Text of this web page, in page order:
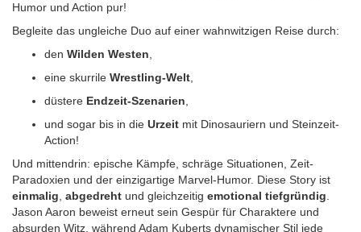
Humor und Action pur!
Begleite das ungleiche Duo auf einer wahnwitzigen Reise durch:
den Wilden Westen
eine skurrile Wrestling-Welt
düstere Endzeit-Szenarien
und sogar bis in die Urzeit mit Dinosauriern und Steinzeit-
Action!
Und mittendrin: epische Kämpfe, schräge Situationen, Zeit-
Paradoxien und der einzigartige Marvel-Humor. Diese Story ist
einmalig abgedreht und gleichzeitig emotional tiefgründig
Jason Aaron beweist erneut sein Gespür für Charaktere und
absurden Witz, während Adam Kuberts dynamischer Stil jede